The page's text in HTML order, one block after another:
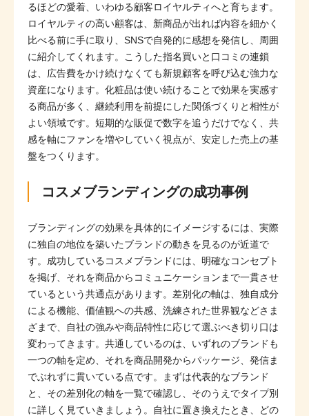
るほどの愛着、いわゆる顧客ロイヤルティへと育ちます。
ロイヤルティの高い顧客は、新商品が出れば内容を細かく
比べる前に手に取り、SNSで自発的に感想を発信し、周囲
に紹介してくれます。こうした指名買いと口コミの連鎖
は、広告費をかけ続けなくても新規顧客を呼び込む強力な
資産になります。化粧品は使い続けることで効果を実感す
る商品が多く、継続利用を前提にした関係づくりと相性が
よい領域です。短期的な販促で数字を追うだけでなく、共
感を軸にファンを増やしていく視点が、安定した売上の基
盤をつくります。
コスメブランディングの成功事例
ブランディングの効果を具体的にイメージするには、実際
に独自の地位を築いたブランドの動きを見るのが近道で
す。成功しているコスメブランドには、明確なコンセプト
を掲げ、それを商品からコミュニケーションまで一貫させ
ているという共通点があります。差別化の軸は、独自成分
による機能、価値観への共感、洗練された世界観などさま
ざまで、自社の強みや商品特性に応じて選ぶべき切り口は
変わってきます。共通しているのは、いずれのブランドも
一つの軸を定め、それを商品開発からパッケージ、発信ま
でぶれずに貫いている点です。まずは代表的なブランド
と、その差別化の軸を一覧で確認し、そのうえでタイプ別
に詳しく見ていきましょう。自社に置き換えたとき、どの